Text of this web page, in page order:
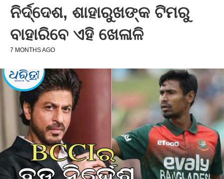
ନିର୍ଦ୍ଦେଶ, ଶାହାରୁଖଙ୍କ ଟିମରୁ
ବାହାରିବେ ଏହି ଖେଳାଳି
7 MONTHS AGO